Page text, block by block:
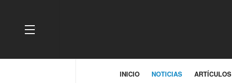
OFF CANVAS
INICIO NOTICIAS ARTÍCULOS